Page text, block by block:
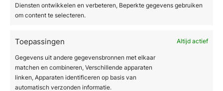
Diensten ontwikkelen en verbeteren, Beperkte gegevens gebruiken
om content te selecteren.
Toepassingen Altijd actief
Gegevens uit andere gegevensbronnen met elkaar
matchen en combineren, Verschillende apparaten
linken, Apparaten identificeren op basis van
automatisch verzonden informatie.
Ondersteuning bij het opstellen van
behandeltrajecten die aansluiten op
zodat investeren in kwaliteitsapparatuur
toegankelijk blijft